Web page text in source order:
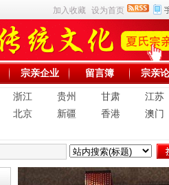
加入收藏 设为首页
宗亲企业 留言簿 宗亲
浙江 贵州 甘肃
江苏
北京 新疆 香港
澳门